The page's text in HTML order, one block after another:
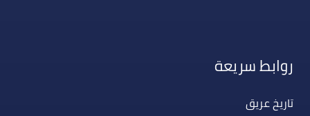
روابط سريعة
تاريخ عريق